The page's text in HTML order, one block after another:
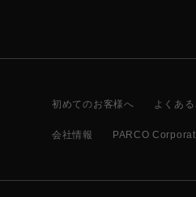
初めてのお客様へ よくあ
会社情報 PARCO